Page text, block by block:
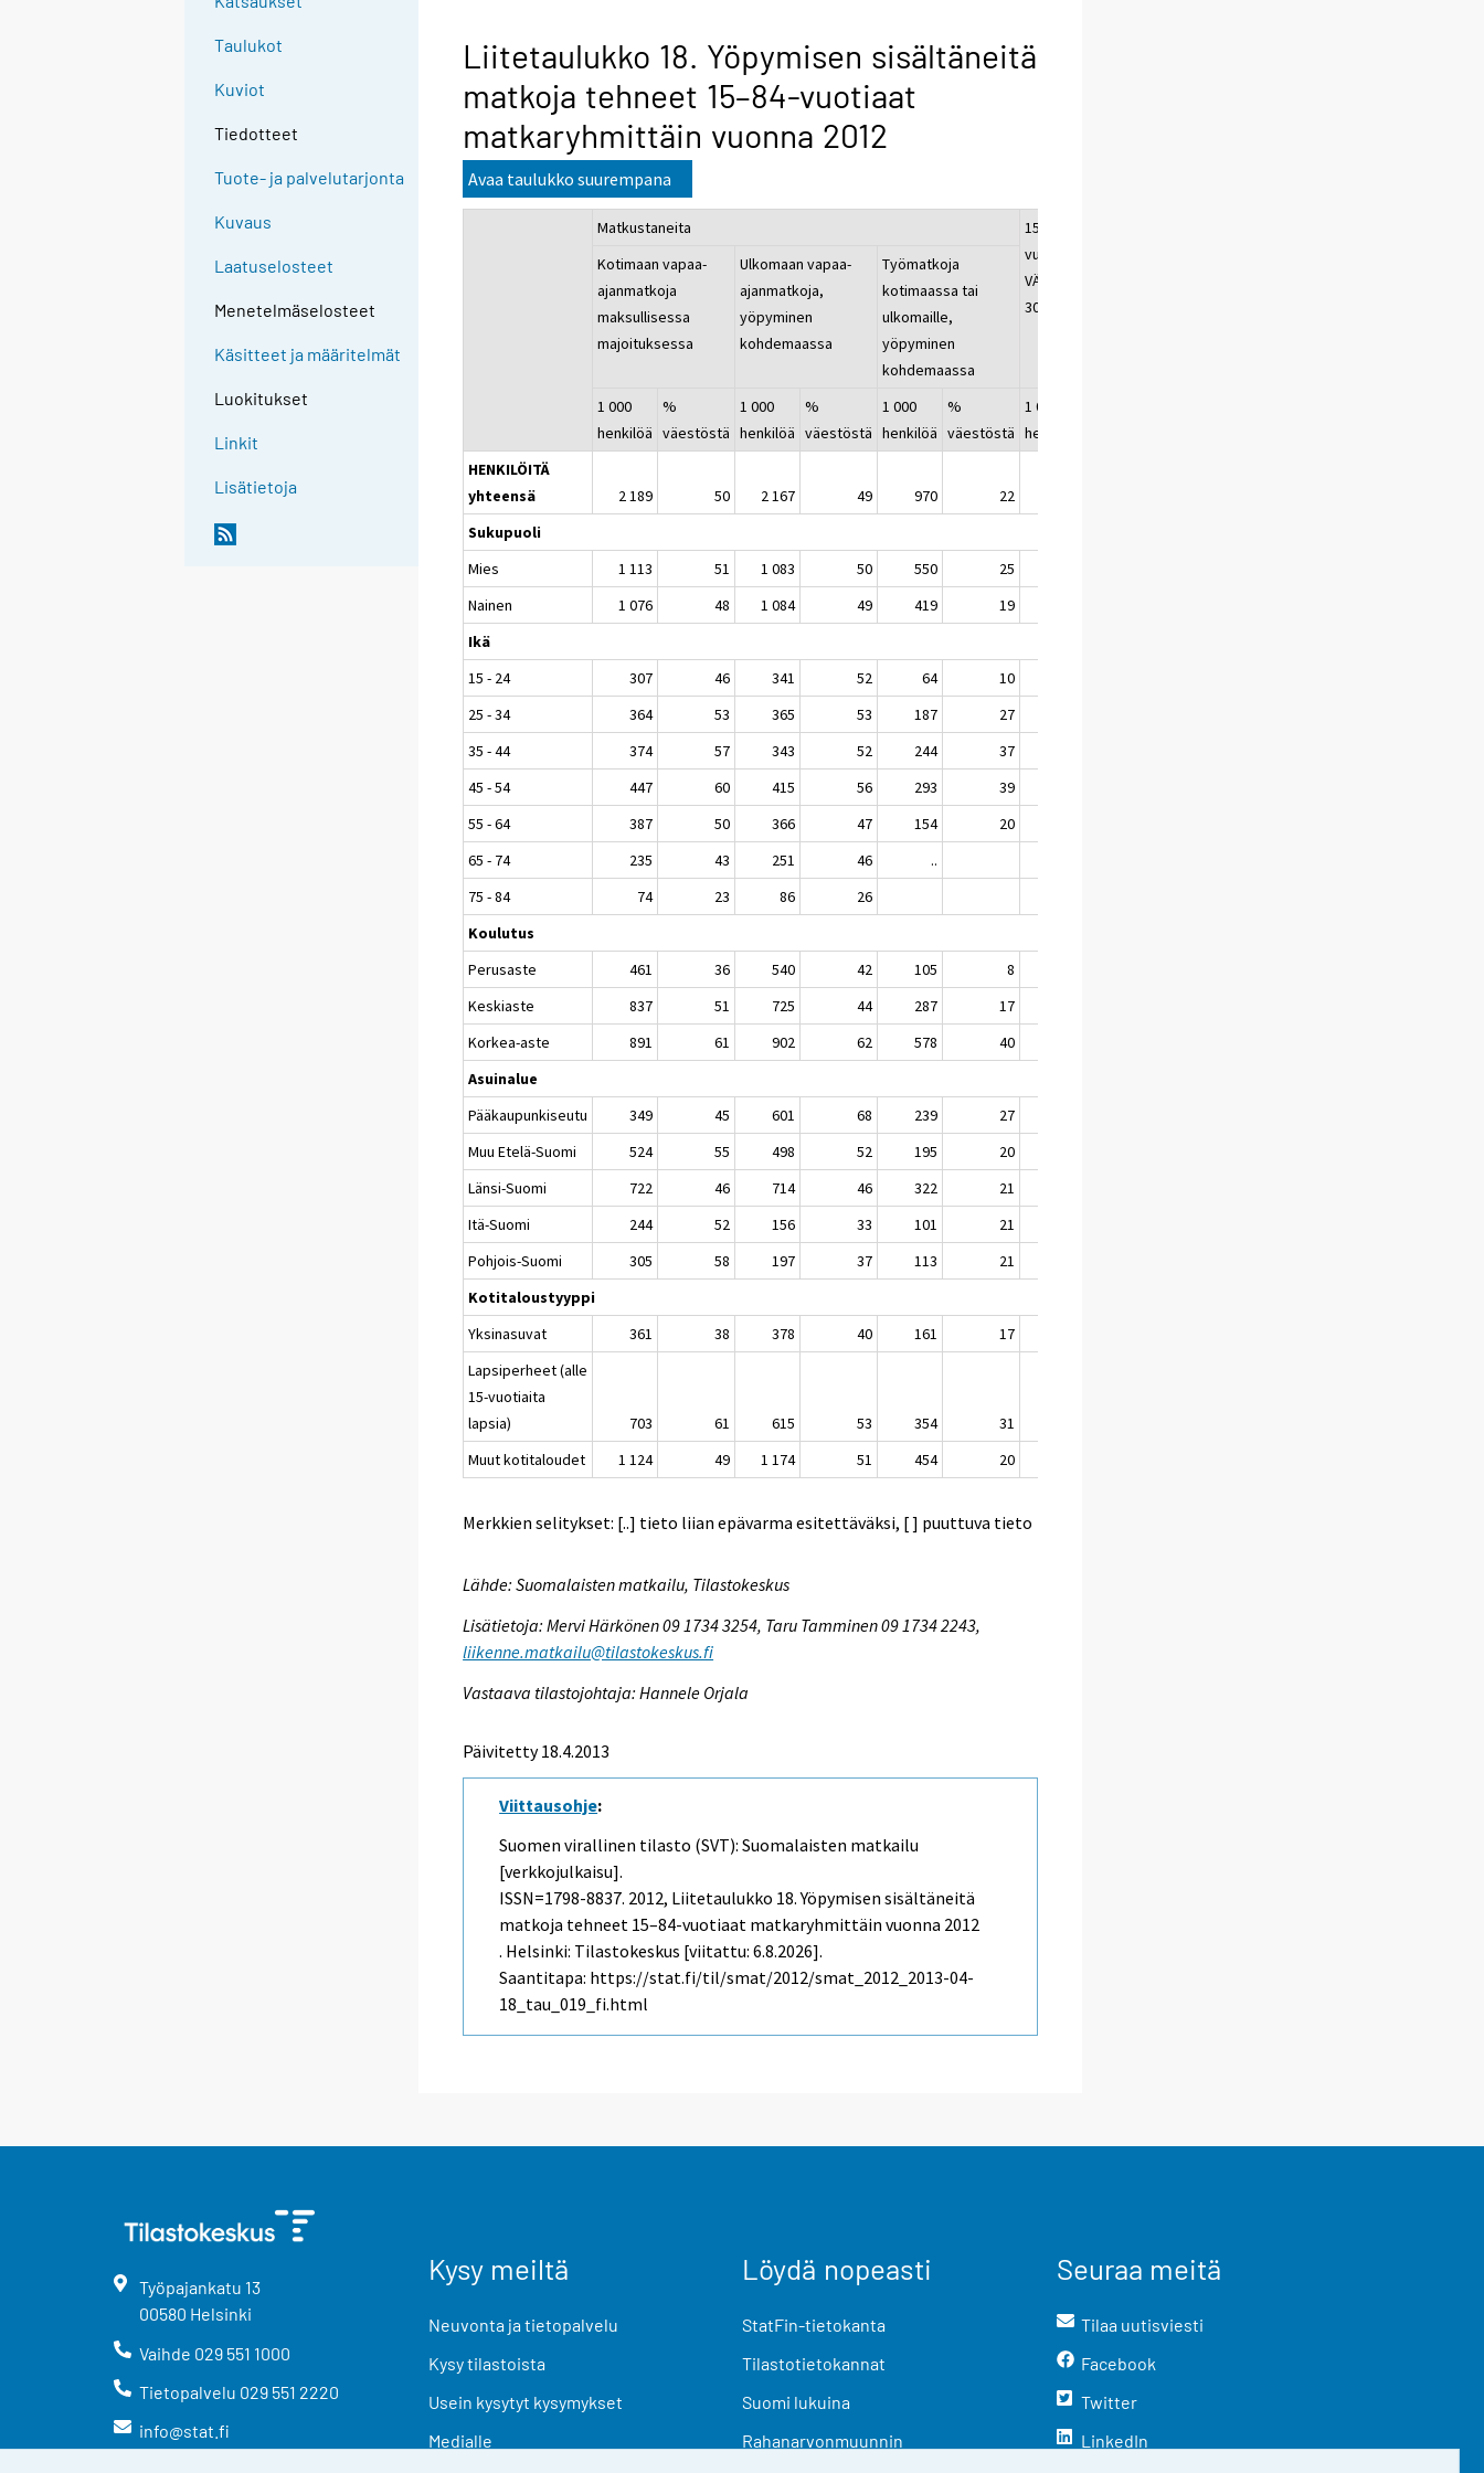
Taulukot
Kuviot
Tiedotteet
Tuote- ja palvelutarjonta
Kuvaus
Laatuselosteet
Menetelmäselosteet
Käsitteet ja määritelmät
Luokitukset
Linkit
Lisätietoja
Liitetaulukko 18. Yöpymisen sisältäneitä
matkoja tehneet 15–84-vuotiaat
matkaryhmittäin vuonna 2012
Avaa taulukko suurempana
Matkustaneita
15–84-
vuotias
VÄESTÖ
30.6.2012
Kotimaan vapaa-
ajanmatkoja
maksullisessa
majoituksessa
Ulkomaan vapaa-
ajanmatkoja,
yöpyminen
kohdemaassa
Työmatkoja
kotimaassa tai
ulkomaille,
yöpyminen
kohdemaassa
1 000
henkilöä
%
väestöstä
1 000
henkilöä
%
väestöstä
1 000
henkilöä
%
väestöstä
1 000
henkilöä
HENKILÖITÄ
yhteensä
2 189 50 2 167 49 970 22
Sukupuoli
Mies
1 113 51 1 083 50 550 25
Nainen
1 076 48 1 084 49 419 19
Ikä
15 - 24
307 46 341 52 64 10
25 - 34
364 53 365 53 187 27
35 - 44
374 57 343 52 244 37
45 - 54
447 60 415 56 293 39
55 - 64
387 50 366 47 154 20
65 - 74
235 43 251 46 ..
75 - 84
74 23 86 26
Koulutus
Perusaste
461 36 540 42 105 8
Keskiaste
837 51 725 44 287 17
Korkea-aste
891 61 902 62 578 40
Asuinalue
Pääkaupunkiseutu
349 45 601 68 239 27
Muu Etelä-Suomi
524 55 498 52 195 20
Länsi-Suomi
722 46 714 46 322 21
Itä-Suomi
244 52 156 33 101 21
Pohjois-Suomi
305 58 197 37 113 21
Kotitaloustyyppi
Yksinasuvat
361 38 378 40 161 17
Lapsiperheet (alle
15-vuotiaita
lapsia)
703 61 615 53 354 31
Muut kotitaloudet
1 124 49 1 174 51 454 20
Merkkien selitykset: [..] tieto liian epävarma esitettäväksi, [ ] puuttuva tieto
Lähde: Suomalaisten matkailu, Tilastokeskus
Lisätietoja: Mervi Härkönen 09 1734 3254, Taru Tamminen 09 1734 2243,
liikenne.matkailu@tilastokeskus.fi
Vastaava tilastojohtaja: Hannele Orjala
Päivitetty 18.4.2013
Viittausohje:
Suomen virallinen tilasto (SVT): Suomalaisten matkailu
[verkkojulkaisu].
ISSN=1798-8837. 2012, Liitetaulukko 18. Yöpymisen sisältäneitä
matkoja tehneet 15–84-vuotiaat matkaryhmittäin vuonna 2012
. Helsinki: Tilastokeskus [viitattu: 6.8.2026].
Saantitapa: https://stat.fi/til/smat/2012/smat_2012_2013-04-
18_tau_019_fi.html
Työpajankatu 13
00580 Helsinki
Vaihde 029 551 1000
Tietopalvelu 029 551 2220
info@stat.fi
Kysy meiltä
Neuvonta ja tietopalvelu
Kysy tilastoista
Usein kysytyt kysymykset
Medialle
Löydä nopeasti
StatFin-tietokanta
Tilastotietokannat
Suomi lukuina
Rahanarvonmuunnin
Seuraa meitä
Tilaa uutisviesti
Facebook
Twitter
LinkedIn